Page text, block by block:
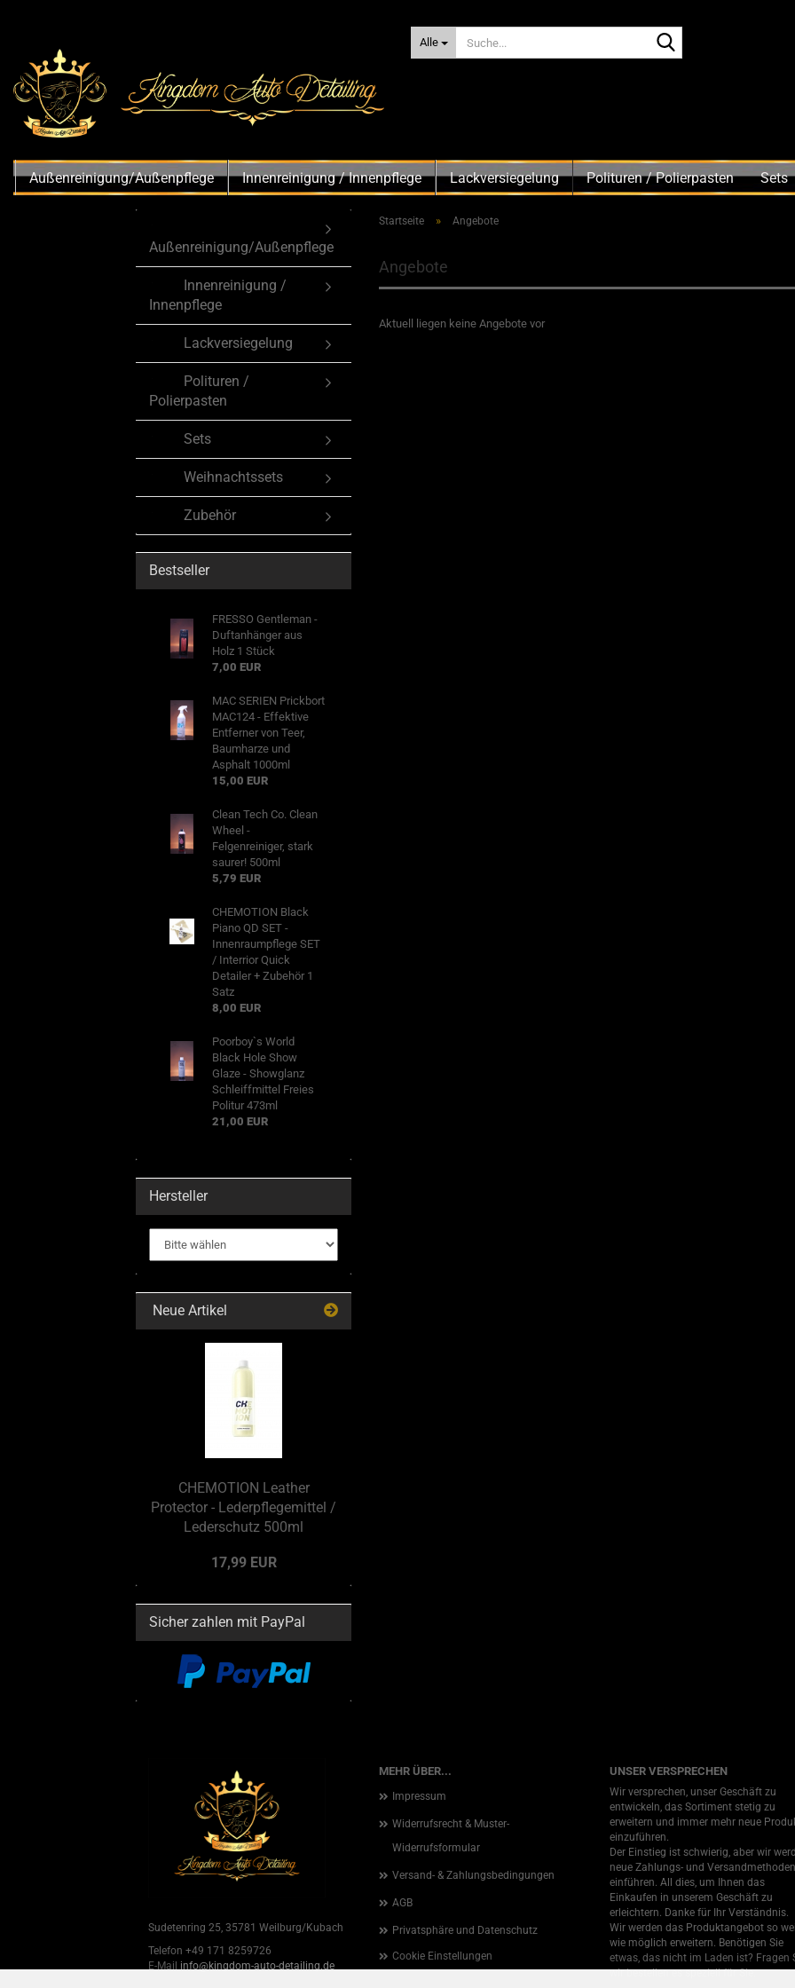
Alle
Außenreinigung/Außenpflege Innenreinigung / Innenpflege Lackversiegelung Polituren / Polierpasten Sets
Startseite » Angebote
Angebote
Aktuell liegen keine Angebote vor
Außenreinigung/Außenpflege
Innenreinigung /
Innenpflege
Lackversiegelung
Polituren /
Polierpasten
Sets
Weihnachtssets
Zubehör
Bestseller
FRESSO Gentleman -
Duftanhänger aus
Holz 1 Stück
7,00 EUR
MAC SERIEN Prickbort
MAC124 - Effektive
Entferner von Teer,
Baumharze und
Asphalt 1000ml
15,00 EUR
Clean Tech Co. Clean
Wheel -
Felgenreiniger, stark
saurer! 500ml
5,79 EUR
CHEMOTION Black
Piano QD SET -
Innenraumpflege SET
/ Interrior Quick
Detailer + Zubehör 1
Satz
8,00 EUR
Poorboy`s World
Black Hole Show
Glaze - Showglanz
Schleiffmittel Freies
Politur 473ml
21,00 EUR
Hersteller
Neue Artikel
CHEMOTION Leather
Protector - Lederpflegemittel /
Lederschutz 500ml
17,99 EUR
Sicher zahlen mit PayPal
MEHR ÜBER...
Impressum
Widerrufsrecht & Muster-
Widerrufsformular
Versand- & Zahlungsbedingungen
AGB
Privatsphäre und Datenschutz
Cookie Einstellungen
UNSER VERSPRECHEN
Wir versprechen, unser Geschäft zu
entwickeln, das Sortiment stetig zu
erweitern und immer mehr neue
einzuführen.
Der Einstieg ist schwierig, aber wir
neue Zahlungs- und Versandmethoden
einführen. All dies, um Ihnen das
Einkaufen in unserem Geschäft zu
erleichtern. Danke für Ihr Verständnis.
Wir werden das Produktangebot so
wie möglich erweitern. Benötigen Sie
etwas, das nicht im Laden ist? Fragen
wir bestellen es speziell für Sie.
Sudetenring 25, 35781 Weilburg/Kubach
Telefon +49 171 8259726
E-Mail info@kingdom-auto-detailing.de